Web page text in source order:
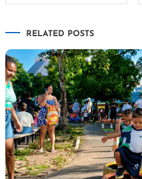
RELATED POSTS